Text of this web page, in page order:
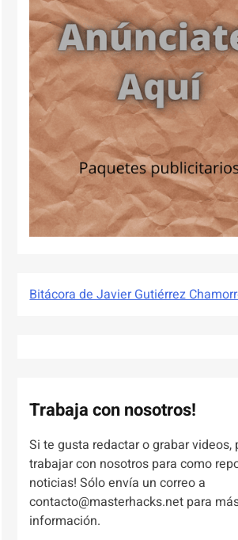
Bitácora de Javier Gutiérrez
Trabaja con nosotros!
Si te gusta redactar o grabar videos,
trabajar con nosotros para como
noticias! Sólo envía un correo a
contacto@masterhacks.net para
información.